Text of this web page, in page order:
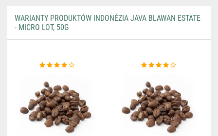
WARIANTY PRODUKTÓW INDONÉZIA JAVA BLAWAN ESTATE
- MICRO LOT, 50G